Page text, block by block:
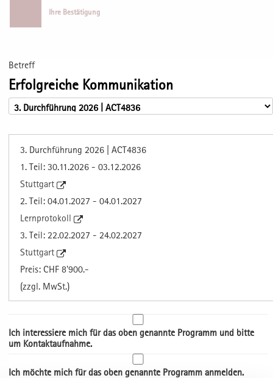
Ihre Bestätigung
Betreff
Erfolgreiche Kommunikation
3. Durchführung 2026 | ACT4836
1. Teil: 30.11.2026 - 03.12.2026
Stuttgart
2. Teil: 04.01.2027 - 04.01.2027
Lernprotokoll
3. Teil: 22.02.2027 - 24.02.2027
Stuttgart
Preis: CHF 8'900.-
(zzgl. MwSt.)
Ich interessiere mich für das oben genannte Programm und bitte
um Kontaktaufnahme.
Ich möchte mich für das oben genannte Programm anmelden.